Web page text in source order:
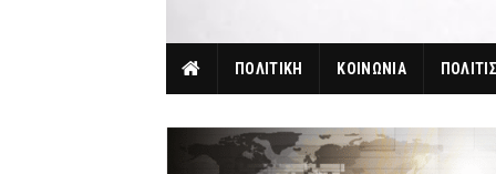
ΠΟΛΙΤΙΚΗ ΚΟΙΝΩΝΙΑ